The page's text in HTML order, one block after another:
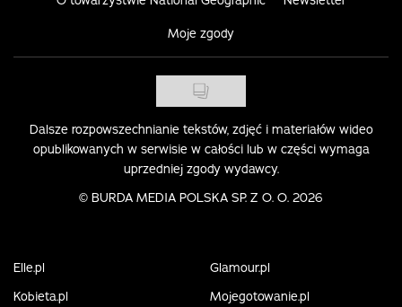
Moje zgody
Dalsze rozpowszechnianie tekstów, zdjęć i materiałów wideo
opublikowanych w serwisie w całości lub w części wymaga
uprzedniej zgody wydawcy.
© BURDA MEDIA POLSKA SP. Z O. O. 2026
Elle.pl
Glamour.pl
Kobieta.pl
Mojegotowanie.pl